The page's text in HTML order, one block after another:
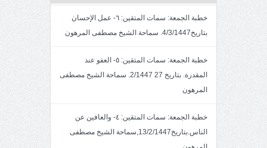
خطبة الجمعة: سمات المتقين: ٦- عمل الإحسان
بتاريخ4/3/1447. سماحة الشيخ مصطفى المرهون
خطبة الجمعة: سمات المتقين: ٥- العفو عند
المقدرة. بتاريخ 27 2/1447. سماحة الشيخ مصطفى
المرهون
خطبة الجمعة: سمات المتقين: ٤- والعافين عن
الناس.بتاريخ13/2/1447,سماحة الشيخ مصطفى